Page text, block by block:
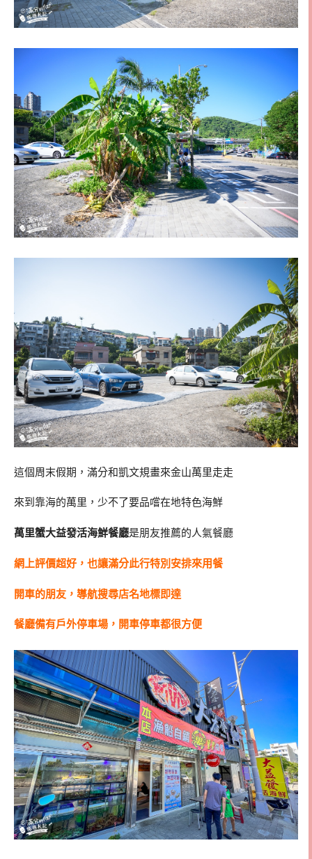
這個周末假期，滿分和凱文規畫來金山萬里走走
來到靠海的萬里，少不了要品嚐在地特色海鮮
萬里蟹大益發活海鮮餐廳是朋友推薦的人氣餐廳
網上評價超好，也讓滿分此行特別安排來用餐
開車的朋友，導航搜尋店名地標即達
餐廳備有戶外停車場，開車停車都很方便